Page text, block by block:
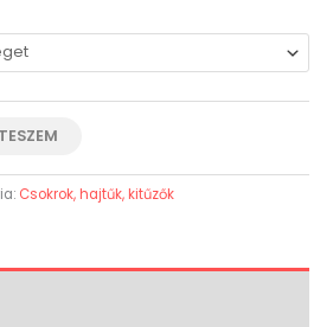
Csokrok, hajtűk, kitűzők